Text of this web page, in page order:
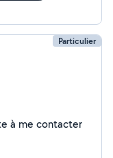
Particulier
à me contacter